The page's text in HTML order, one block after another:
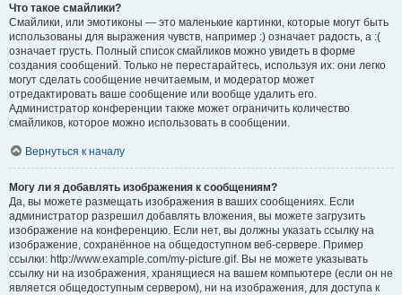
Что такое смайлики?
Смайлики, или эмотиконы — это маленькие картинки, которые могут быть
использованы для выражения чувств, например :) означает радость, а :(
означает грусть. Полный список смайликов можно увидеть в форме
создания сообщений. Только не перестарайтесь, используя их: они легко
могут сделать сообщение нечитаемым, и модератор может
отредактировать ваше сообщение или вообще удалить его.
Администратор конференции также может ограничить количество
смайликов, которое можно использовать в сообщении.
Вернуться к началу
Могу ли я добавлять изображения к сообщениям?
Да, вы можете размещать изображения в ваших сообщениях. Если
администратор разрешил добавлять вложения, вы можете загрузить
изображение на конференцию. Если нет, вы должны указать ссылку на
изображение, сохранённое на общедоступном веб-сервере. Пример
ссылки: http://www.example.com/my-picture.gif. Вы не можете указывать
ссылку ни на изображения, хранящиеся на вашем компьютере (если он не
является общедоступным сервером), ни на изображения, для доступа к